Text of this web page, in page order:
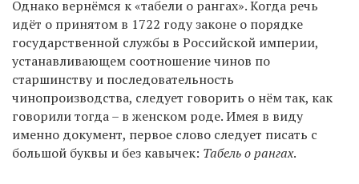
Однако вернёмся к «табели о рангах». Когда речь
идёт о принятом в 1722 году законе о порядке
государственной службы в Российской империи,
устанавливающем соотношение чинов по
старшинству и последовательность
чинопроизводства, следует говорить о нём так, как
говорили тогда – в женском роде. Имея в виду
именно документ, первое слово следует писать с
большой буквы и без кавычек: Табель о рангах.